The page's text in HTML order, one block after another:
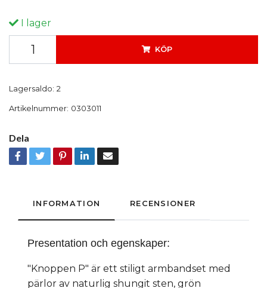
I lager
KÖP
Lagersaldo: 2
Artikelnummer: 0303011
Dela
INFORMATION RECENSIONER
Presentation och egenskaper:
"Knoppen P" är ett stiligt armbandset med
pärlor av naturlig shungit sten, grön